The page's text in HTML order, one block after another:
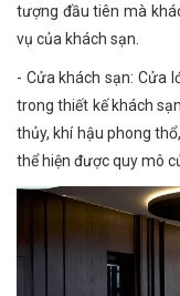
tượng đầu tiên mà
vụ của khách sạn.
- Cửa khách sạn: Cửa
trong thiết kế khách
thủy, khí hậu phong
thể hiện được quy mô